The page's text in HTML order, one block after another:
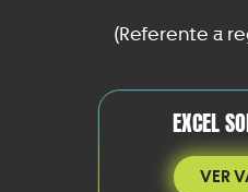
(Referente a
EXCEL
VER